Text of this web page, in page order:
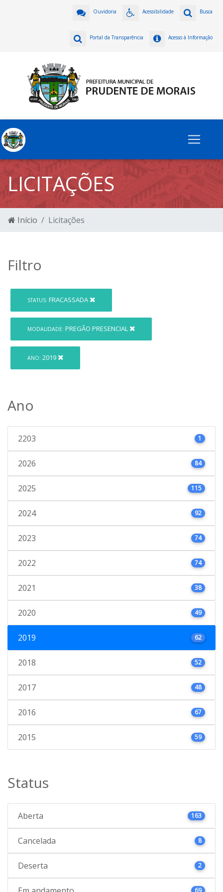
Busca
Acessibilidade
Ouvidoria
Acesso à Informação
Portal da Transparência
LICITAÇÕES
Início Licitações
Filtro
STATUS: FRACASSADA
MODALIDADE: PREGÃO PRESENCIAL
ANO: 2019
Ano
2203 1
2026 84
2025 115
2024 92
2023 74
2022 74
2021 38
2020 49
2019 62
2018 52
2017 48
2016 67
2015 59
Status
Aberta 163
Cancelada 8
Deserta 2
69